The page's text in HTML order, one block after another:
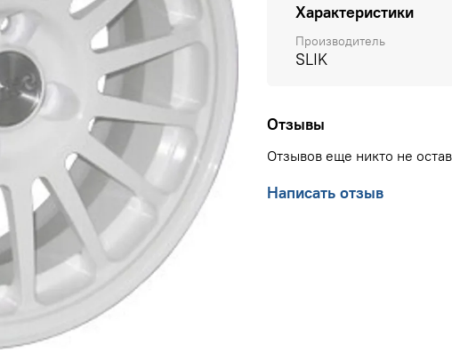
Характеристики
Производитель
SLIK
Отзывы
Отзывов еще никто не
Написать отзыв